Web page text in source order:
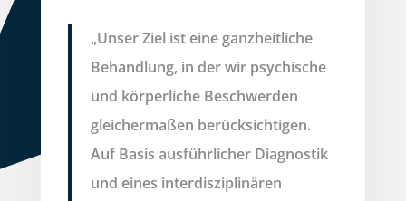
„Unser Ziel ist eine ganzheitliche
Behandlung, in der wir psychische
und körperliche Beschwerden
gleichermaßen berücksichtigen.
Auf Basis ausführlicher Diagnostik
und eines interdisziplinären